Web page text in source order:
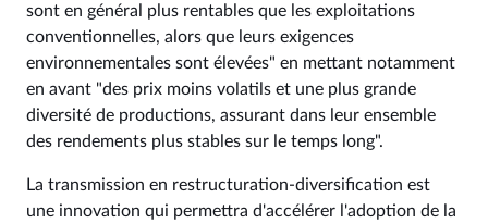
sont en général plus rentables que les exploitations
conventionnelles, alors que leurs exigences
environnementales sont élevées" en mettant notamment
en avant "des prix moins volatils et une plus grande
diversité de productions, assurant dans leur ensemble
des rendements plus stables sur le temps long".
La transmission en restructuration-diversification est
une innovation qui permettra d'accélérer l'adoption de la